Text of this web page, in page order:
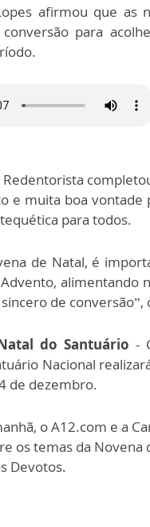
afirmou que as
conversão para
Redentorista
e muita boa vontade
para todos.
de Natal, é
alimentando
de conversão”,
do Santuário -
Nacional
de dezembro.
o A12.com e a
os temas da Novena
Devotos.